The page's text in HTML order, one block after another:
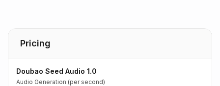
Pricing
Doubao Seed Audio 1.0
Audio Generation (per second)